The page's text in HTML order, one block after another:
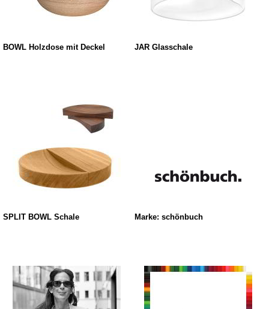
BOWL Holzdose mit Deckel JAR Glasschale
SPLIT BOWL Schale Marke: schönbuch